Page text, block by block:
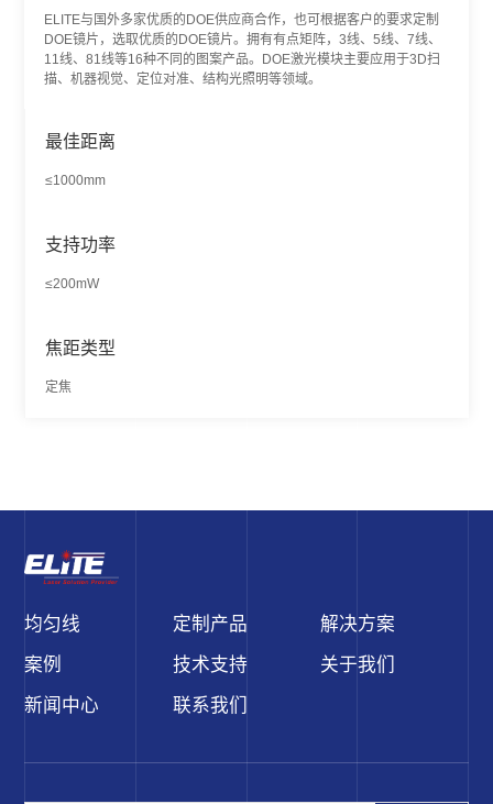
ELITE与国外多家优质的DOE供应商合作，也可根据客户的要求定制
DOE镜片，选取优质的DOE镜片。拥有有点矩阵，3线、5线、7线、
11线、81线等16种不同的图案产品。DOE激光模块主要应用于3D扫
描、机器视觉、定位对准、结构光照明等领域。
最佳距离
≤1000mm
支持功率
≤200mW
焦距类型
定焦
均匀线 定制产品
解决方案
案例
技术支持
关于我们
新闻中心
联系我们